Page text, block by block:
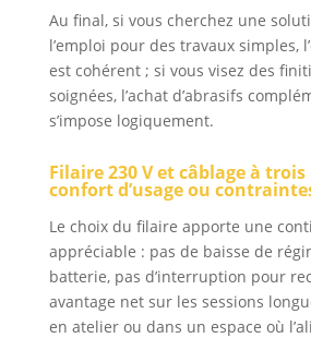
Au final, si vous cherchez une
l’emploi pour des travaux simples,
est cohérent ; si vous visez des
soignées, l’achat d’abrasifs
s’impose logiquement.
Filaire 230 V et câblage à
confort d’usage ou
Le choix du filaire apporte une
appréciable : pas de baisse de
batterie, pas d’interruption pour
avantage net sur les sessions
en atelier ou dans un espace où